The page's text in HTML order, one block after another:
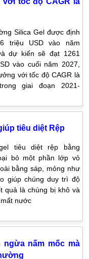
Silica Gel được định
triệu USD vào năm
dự kiến sẽ đạt 1261
vào cuối năm 2027,
với tốc độ CAGR là
giai đoạn 2021-
tiêu diệt Rệp
tiêu diệt rệp bằng
bỏ một phần lớp vỏ
bằng sáp, mỏng như
giúp chúng duy trì độ
quả là chúng bị khô và
nước
nấm mốc mà